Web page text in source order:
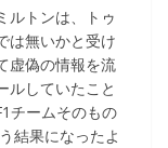
ルトンは、トゥ
は無いかと受け
虚偽の情報を流
ルしていたこと
チームそのもの
結果になったよ